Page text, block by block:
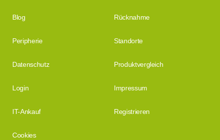
Blog Rücknahme
Peripherie Standorte
Datenschutz Produktvergleich
Login Impressum
IT-Ankauf Registrieren
Cookies